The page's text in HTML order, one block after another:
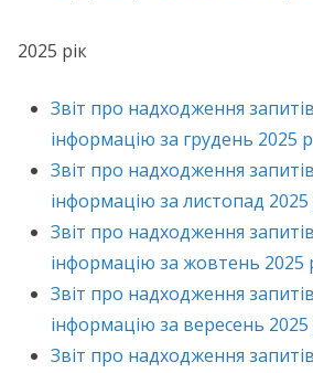
2025 рік
Звіт про надходження
інформацію за грудень 2025
Звіт про надходження
інформацію за листопад 2025
Звіт про надходження
інформацію за жовтень 2025
Звіт про надходження
інформацію за вересень 2025
Звіт про надходження